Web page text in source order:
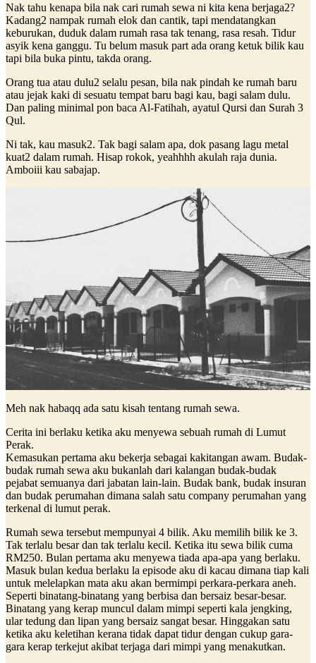
Nak tahu kenapa bila nak cari rumah sewa ni kita kena berjaga2?
Kadang2 nampak rumah elok dan cantik, tapi mendatangkan
keburukan, duduk dalam rumah rasa tak tenang, rasa resah. Tidur
asyik kena ganggu. Tu belum masuk part ada orang ketuk bilik kau
tapi bila buka pintu, takda orang.
Orang tua atau dulu2 selalu pesan, bila nak pindah ke rumah baru
atau jejak kaki di sesuatu tempat baru bagi kau, bagi salam dulu.
Dan paling minimal pon baca Al-Fatihah, ayatul Qursi dan Surah 3
Qul.
Ni tak, kau masuk2. Tak bagi salam apa, dok pasang lagu metal
kuat2 dalam rumah. Hisap rokok, yeahhhh akulah raja dunia.
Amboiii kau sabajap.
Meh nak habaqq ada satu kisah tentang rumah sewa.
Cerita ini berlaku ketika aku menyewa sebuah rumah di Lumut
Perak.
Kemasukan pertama aku bekerja sebagai kakitangan awam. Budak-
budak rumah sewa aku bukanlah dari kalangan budak-budak
pejabat semuanya dari jabatan lain-lain. Budak bank, budak insuran
dan budak perumahan dimana salah satu company perumahan yang
terkenal di lumut perak.
Rumah sewa tersebut mempunyai 4 bilik. Aku memilih bilik ke 3.
Tak terlalu besar dan tak terlalu kecil. Ketika itu sewa bilik cuma
RM250. Bulan pertama aku menyewa tiada apa-apa yang berlaku.
Masuk bulan kedua berlaku la episode aku di kacau dimana tiap kali
untuk melelapkan mata aku akan bermimpi perkara-perkara aneh.
Seperti binatang-binatang yang berbisa dan bersaiz besar-besar.
Binatang yang kerap muncul dalam mimpi seperti kala jengking,
ular tedung dan lipan yang bersaiz sangat besar. Hinggakan satu
ketika aku keletihan kerana tidak dapat tidur dengan cukup gara-
gara kerap terkejut akibat terjaga dari mimpi yang menakutkan.